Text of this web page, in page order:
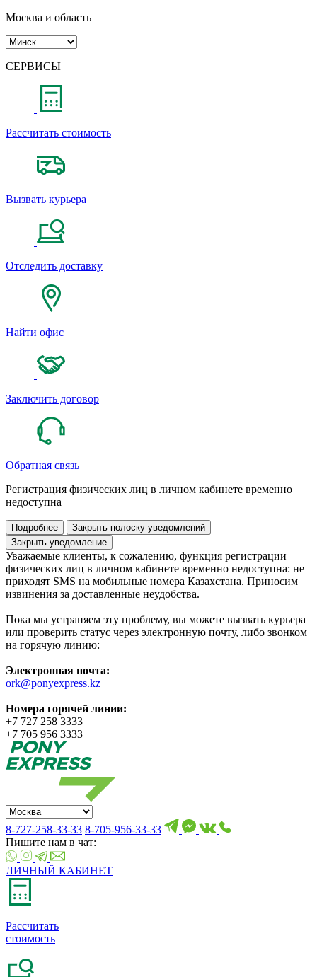
Москва и область
СЕРВИСЫ
Рассчитать стоимость
Вызвать курьера
Отследить доставку
Найти офис
Заключить договор
Обратная связь
Регистрация физических лиц в личном кабинете временно
недоступна
Подробнее
Закрыть полоску уведомлений
Закрыть уведомление
Уважаемые клиенты, к сожалению, функция регистрации
физических лиц в личном кабинете временно недоступна: не
приходят SMS на мобильные номера Казахстана. Приносим
извинения за доставленные неудобства.
Пока мы устраняем эту проблему, вы можете вызвать курьера
или проверить статус через электронную почту, либо звонком
на горячую линию:
Электронная почта:
ork@ponyexpress.kz
Номера горячей линии:
+7 727 258 3333
+7 705 956 3333
8-727-258-33-33 8-705-956-33-33
Пишите нам в чат:
ЛИЧНЫЙ КАБИНЕТ
Рассчитать
стоимость